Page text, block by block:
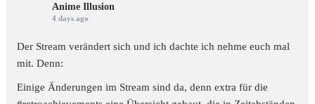
Anime Illusion
4 days ago
Der Stream verändert sich und ich dachte ich nehme euch mal
mit. Denn:
Einige Änderungen im Stream sind da, denn extra für die